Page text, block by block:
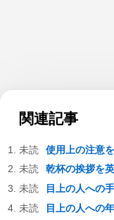
関連記事
使用上の注意
乾杯の挨拶を
目上の人への
目上の人への